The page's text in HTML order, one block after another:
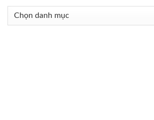
Danh